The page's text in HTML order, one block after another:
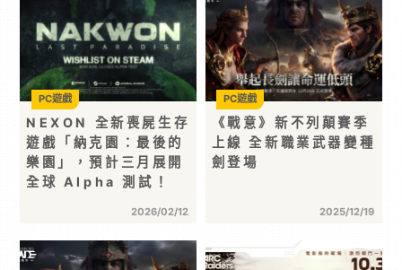
NEXON 全新喪屍生存
遊戲「納克園：最後的
樂園」，預計三月展開
全球 Alpha 測試！
2026/02/12
PC遊戲
《戰意》新不列顛賽季
上線 全新職業武器變種
劍登場
2025/12/19
PC遊戲